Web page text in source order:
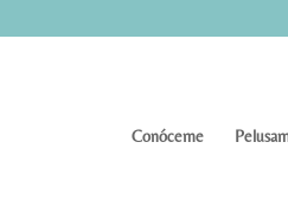
Conóceme